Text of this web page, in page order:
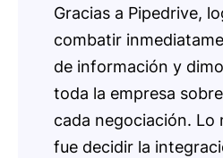
Gracias a Pipedrive,
combatir
de información y
toda la empresa
cada negociación.
fue decidir la